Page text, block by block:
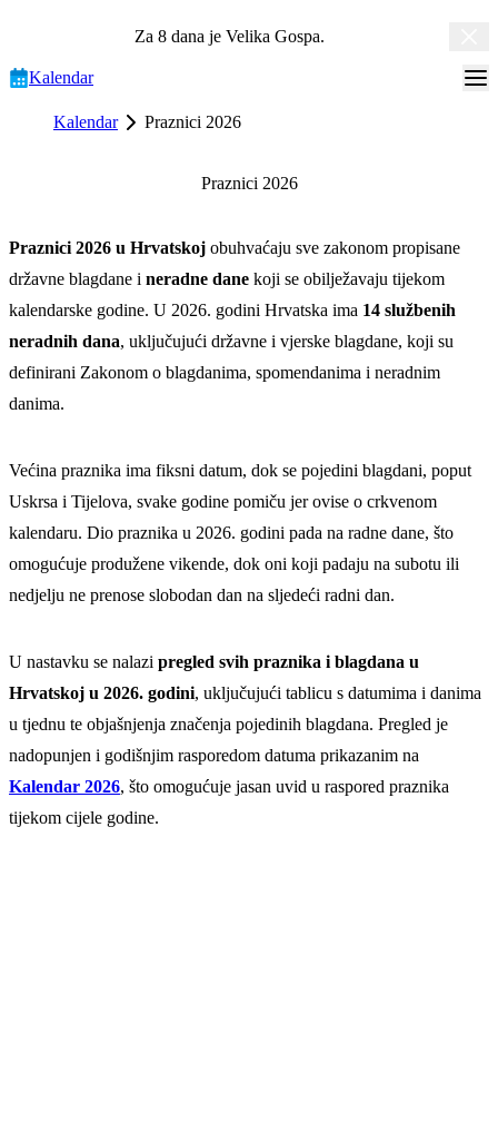
Za 8 dana je Velika Gospa.
Kalendar
Kalendar Praznici 2026
Praznici 2026
Praznici 2026 u Hrvatskoj obuhvaćaju sve zakonom propisane
državne blagdane i neradne dane koji se obilježavaju tijekom
kalendarske godine. U 2026. godini Hrvatska ima 14 službenih
neradnih dana, uključujući državne i vjerske blagdane, koji su
definirani Zakonom o blagdanima, spomendanima i neradnim
danima.
Većina praznika ima fiksni datum, dok se pojedini blagdani, poput
Uskrsa i Tijelova, svake godine pomiču jer ovise o crkvenom
kalendaru. Dio praznika u 2026. godini pada na radne dane, što
omogućuje produžene vikende, dok oni koji padaju na subotu ili
nedjelju ne prenose slobodan dan na sljedeći radni dan.
U nastavku se nalazi pregled svih praznika i blagdana u
Hrvatskoj u 2026. godini, uključujući tablicu s datumima i danima
u tjednu te objašnjenja značenja pojedinih blagdana. Pregled je
nadopunjen i godišnjim rasporedom datuma prikazanim na
Kalendar 2026, što omogućuje jasan uvid u raspored praznika
tijekom cijele godine.